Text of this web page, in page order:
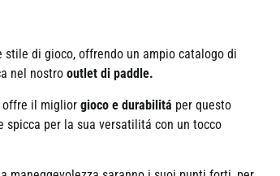
di gioco, offrendo un ampio catalogo di
nel nostro outlet di paddle.
offre il miglior gioco e durabilitá per questo
spicca per la sua versatilitá con un tocco